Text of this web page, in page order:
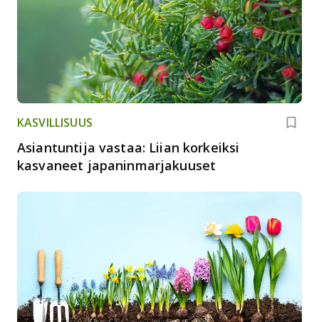
KASVILLISUUS
Asiantuntija vastaa: Liian korkeiksi
kasvaneet japaninmarjakuuset